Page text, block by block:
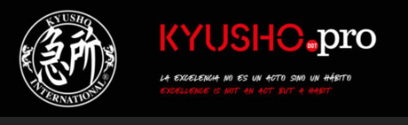
contenido
principalKyusho Pro